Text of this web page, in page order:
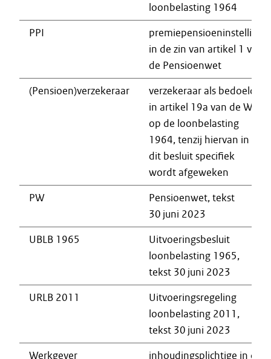
loonbelasting 1964
PPI
premiepensioeninstelling
in de zin van artikel 1 van
de Pensioenwet
(Pensioen)verzekeraar
verzekeraar als bedoeld
in artikel 19a van de Wet
op de loonbelasting
1964, tenzij hiervan in
dit besluit specifiek
wordt afgeweken
PW
Pensioenwet, tekst
30 juni 2023
UBLB 1965
Uitvoeringsbesluit
loonbelasting 1965,
tekst 30 juni 2023
URLB 2011
Uitvoeringsregeling
loonbelasting 2011,
tekst 30 juni 2023
Werkgever
inhoudingsplichtige in de